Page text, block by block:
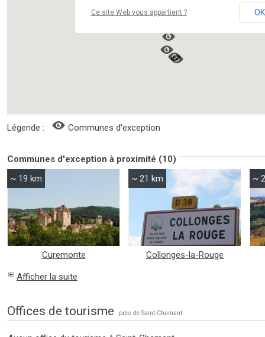
Ce site Web vous appartient ? OK
Légende : Communes d'exception
Communes d'exception à proximité (10)
Curemonte
~ 19 km
Collonges-la-Rouge
~ 21 km ~
Afficher la suite
Offices de tourisme près de Saint-Chamant